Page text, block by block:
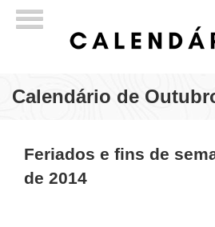
Calendário de
Feriados e fins de
de 2014